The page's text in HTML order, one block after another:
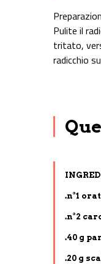
Pulite il
tritato,
radicchio
.n°1
.n°2
.40 g
.20 g